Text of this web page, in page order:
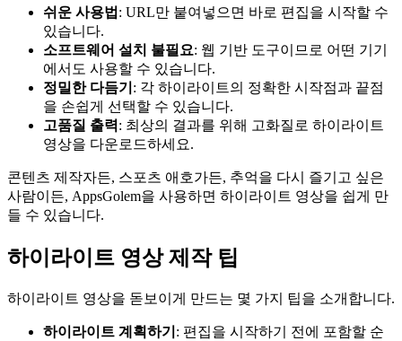
쉬운 사용법 : URL만 붙여넣으면 바로 편집을 시작할 수
있습니다.
소프트웨어 설치 불필요: 웹 기반 도구이므로 어떤 기기
에서도 사용할 수 있습니다.
정밀한 다듬기 : 각 하이라이트의 정확한 시작점과 끝점
을 손쉽게 선택할 수 있습니다.
고품질 출력: 최상의 결과를 위해 고화질로 하이라이트
영상을 다운로드하세요.
콘텐츠 제작자든, 스포츠 애호가든, 추억을 다시 즐기고 싶은
사람이든, AppsGolem을 사용하면 하이라이트 영상을 쉽게 만
들 수 있습니다.
하이라이트 영상 제작 팁
하이라이트 영상을 돋보이게 만드는 몇 가지 팁을 소개합니다.
하이라이트 계획하기 : 편집을 시작하기 전에 포함할 순